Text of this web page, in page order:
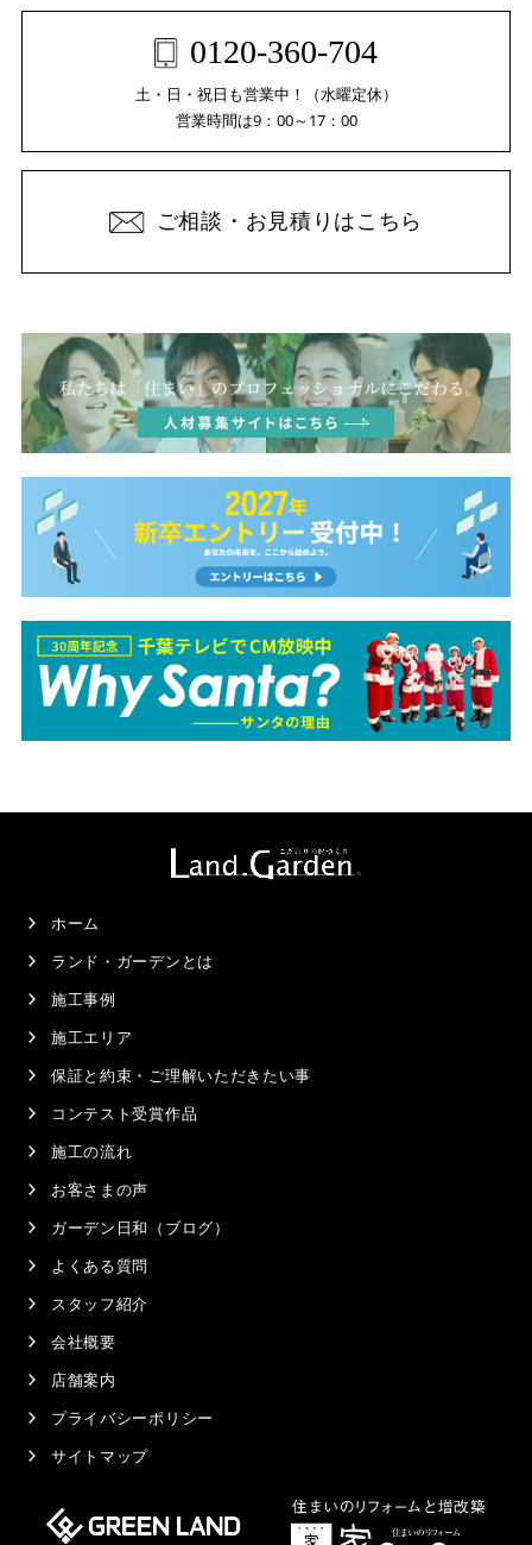
0120-360-704
土・日・祝日も営業中！（水曜定休）
営業時間は9：00～17：00
ご相談・お見積りはこちら
ホーム
ランド・ガーデンとは
施工事例
施工エリア
保証と約束・ご理解いただきたい事
コンテスト受賞作品
施工の流れ
お客さまの声
ガーデン日和（ブログ）
よくある質問
スタッフ紹介
会社概要
店舗案内
プライバシーポリシー
サイトマップ